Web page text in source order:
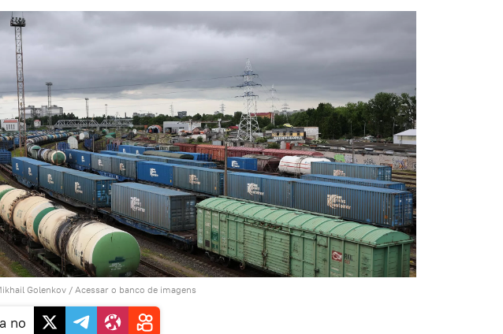
Golenkov / Acessar o banco de imagens
no